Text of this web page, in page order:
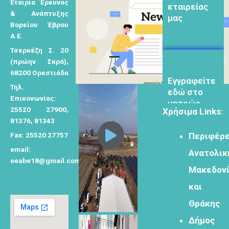
η
σ
ι
α
:
Εταιρία Έρευνας
& Ανάπτυξης
Βορείου Έβρου
Α.Ε.
Τσερκέζη Σ. 20
(πρώην Σκρά),
68200 Ορεστιάδα
Τηλ.
Επικονωνίας:
25520 27900,
81376, 81343
Fax: 25520 27757
email:
eeabe18@gmail.com
μας
Eγγραφείτε
εδώ στο
μητρώο
μελετητών
Φόρμα
εγγραφής για
δημιουργικό
τουρισμό
Χρήσιμα Links:
και
Θράκης
Δήμος